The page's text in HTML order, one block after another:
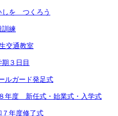
を つくろう
練
交通教室
３日目
ルガード発足式
年度 新任式・始業式・入学式
年度修了式